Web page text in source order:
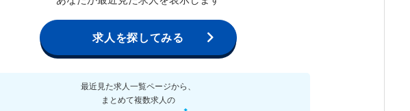
求人を探してみる
最近見た求人一覧ページから、
まとめて複数求人の